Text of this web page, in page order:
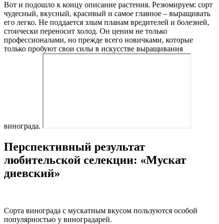
Вот и подошло к концу описание растения. Резюмируем: сорт
чудесный, вкусный, красивый и самое главное – выращивать
его легко. Не поддается злым планам вредителей и болезней,
стоически переносит холод. Он ценим не только
профессионалами, но прежде всего новичками, которые
только пробуют свои силы в искусстве выращивания
винограда.
Перспективный результат
любительской селекции: «Мускат
диевский»
Сорта винограда с мускатным вкусом пользуются особой
популярностью у виноградарей.